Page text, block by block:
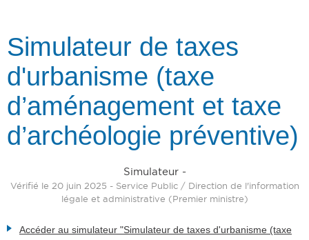
Simulateur de taxes
d'urbanisme (taxe
d’aménagement et taxe
d’archéologie préventive)
Simulateur -
Vérifié le 20 juin 2025 - Service Public / Direction de l'information
légale et administrative (Premier ministre)
Accéder au simulateur "Simulateur de taxes d'urbanisme (taxe